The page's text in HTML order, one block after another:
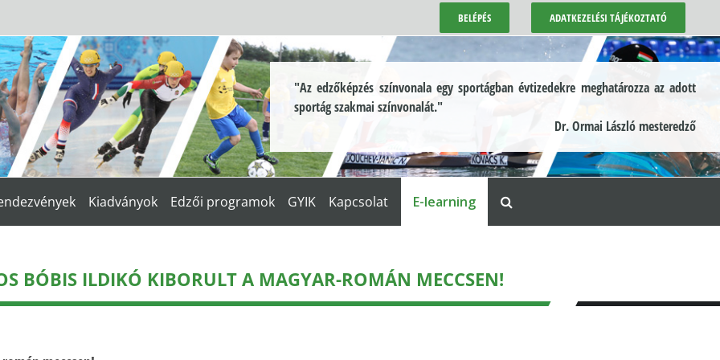
BELÉPÉS ADATKEZELÉSI TÁJÉKOZTATÓ
"Az edzőképzés színvonala egy sportágban évtizedekre meghatározza az adott
sportág szakmai színvonalát."
Dr. Ormai László mesteredző
Kiadványok Edzői programok GYIK Kapcsolat E-learning
BÓBIS ILDIKÓ KIBORULT A MAGYAR-ROMÁN MECCSEN!